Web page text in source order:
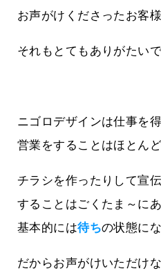
お声がけくださったお客
それもとてもありがたい
ニゴロデザインは仕事を
営業をすることはほとんど
チラシを作ったりして宣
することはごくたま～に
基本的には待ちの状態に
だからお声がけいただけ